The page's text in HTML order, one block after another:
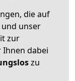
die auf
unser
zur
dabei
zu